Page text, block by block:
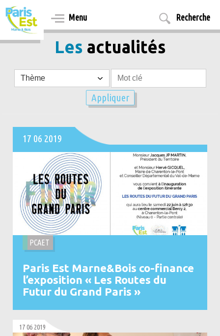
Aller
au
contenu
principal
Menu Recherche
Les actualités
17 06 2019
PCAET
Paris Est Marne&Bois co-finance
l’exposition « Les Routes du
Futur du Grand Paris »
17 06 2019